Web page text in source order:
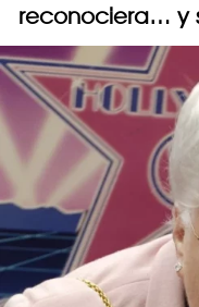
reconociera… y